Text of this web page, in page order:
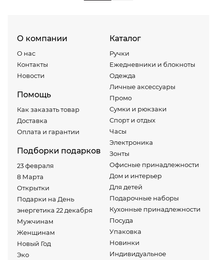
О компании
О нас
Контакты
Новости
Помощь
Как заказать товар
Доставка
Оплата и гарантии
Подборки подарков
23 февраля
8 Марта
Открытки
Подарки на День
энергетика 22 декабря
Мужчинам
Женщинам
Новый Год
Эко
Каталог
Ручки
Ежедневники и блокноты
Одежда
Личные аксессуары
Промо
Сумки и рюкзаки
Спорт и отдых
Часы
Электроника
Зонты
Офисные принадлежности
Дом и интерьер
Для детей
Подарочные наборы
Кухонные принадлежности
Посуда
Упаковка
Новинки
Индивидуальное